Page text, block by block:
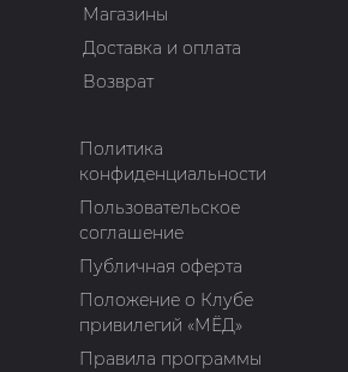
Магазины
Доставка и оплата
Возврат
Политика
конфиденциальности
Пользовательское
соглашение
Публичная оферта
Положение о Клубе
привилегий «МЁД»
Правила программы